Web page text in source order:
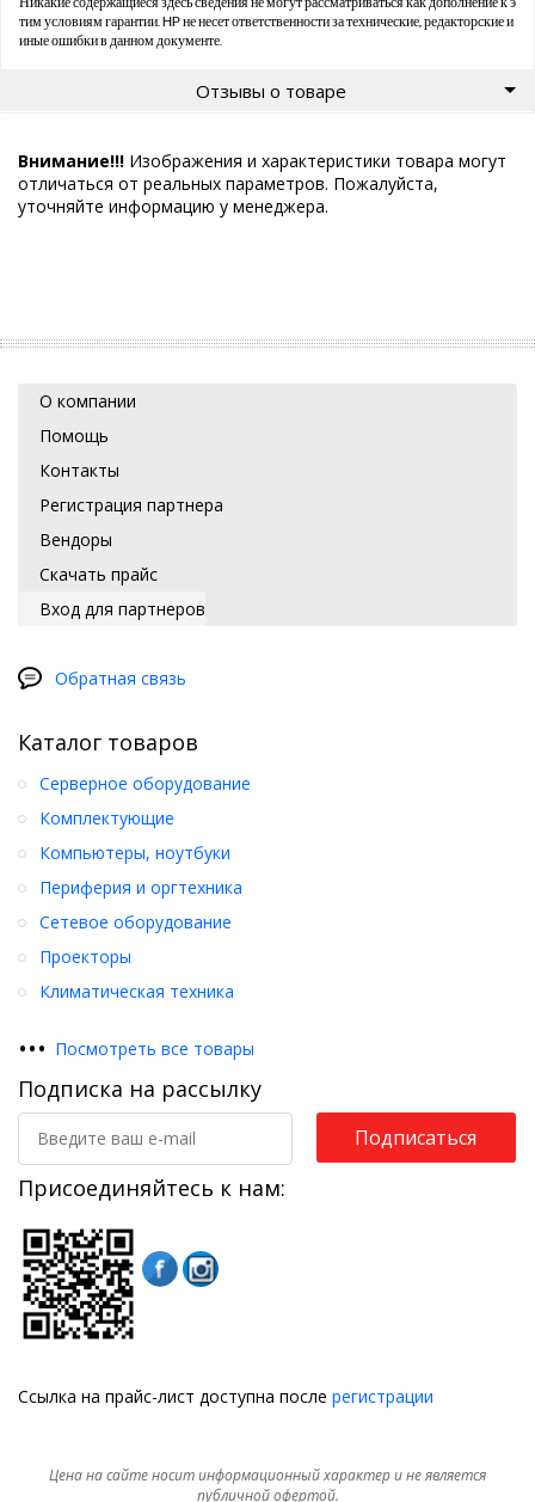
тим условиям гарантии. HP не несет ответственности за технические, редакторские и
иные ошибки в данном документе.
Отзывы о товаре
Внимание!!! Изображения и характеристики товара могут
отличаться от реальных параметров. Пожалуйста,
уточняйте информацию у менеджера.
О компании
Помощь
Контакты
Регистрация партнера
Вендоры
Скачать прайс
Вход для партнеров
Обратная связь
Каталог товаров
Серверное оборудование
Комплектующие
Компьютеры, ноутбуки
Периферия и оргтехника
Сетевое оборудование
Проекторы
Климатическая техника
••• Посмотреть все товары
Подписка на рассылку
Подписаться
Присоединяйтесь к нам:
Ссылка на прайс-лист доступна после регистрации
Цена на сайте носит информационный характер и не является
публичной офертой.